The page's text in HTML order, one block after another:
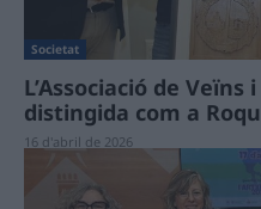
Societat
L’Associació de
distingida com a
16 d'abril de 2026